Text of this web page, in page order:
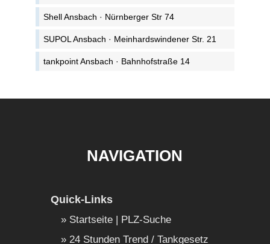
Shell Ansbach · Nürnberger Str 74
SUPOL Ansbach · Meinhardswindener Str. 21
tankpoint Ansbach · Bahnhofstraße 14
NAVIGATION
Quick-Links
Startseite | PLZ-Suche
24 Stunden Trend / Tankgesetz